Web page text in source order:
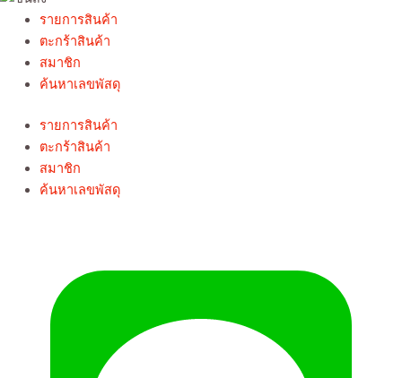
รายการสินค้า
ตะกร้าสินค้า
สมาชิก
ค้นหาเลขพัสดุ
รายการสินค้า
ตะกร้าสินค้า
สมาชิก
ค้นหาเลขพัสดุ